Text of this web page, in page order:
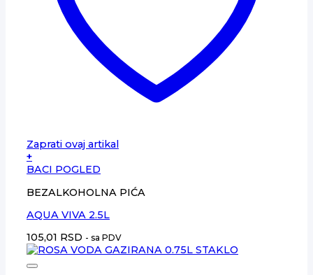
Zaprati ovaj artikal
+
BACI POGLED
BEZALKOHOLNA PIĆA
AQUA VIVA 2.5L
105,01 RSD - sa PDV